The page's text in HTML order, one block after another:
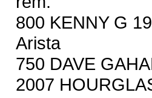
800 KENNY G
Arista
750 DAVE
2007